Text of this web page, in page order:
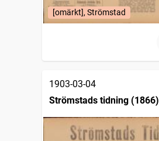
[omärkt], Strömstad
1903-03-04
Strömstads tidning (1866)